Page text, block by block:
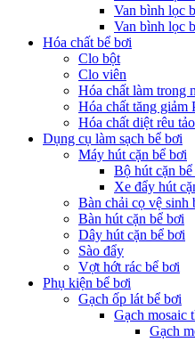
Van bình lọc
Van bình lọc
Hóa chất bể bơi
Clo bột
Clo viên
Hóa chất làm trong
Hóa chất tăng giảm
Hóa chất diệt rêu tảo
Dụng cụ làm sạch bể bơi
Máy hút cặn bể bơi
Bộ hút cặn bể
Xe đẩy hút
Bàn chải cọ vệ sinh
Bàn hút cặn bể bơi
Dây hút cặn bể bơi
Sào đẩy
Vợt hớt rác bể bơi
Phụ kiện bể bơi
Gạch ốp lát bể bơi
Gạch mosaic
Gạch